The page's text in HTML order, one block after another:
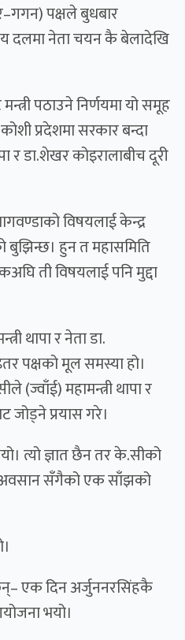
पक्षले बुधबार
दलमा नेता चयन कै बेलादेखि
पठाउने निर्णयमा यो समूह
प्रदेशमा सरकार बन्दा
र डा.शेखर कोइरालाबीच दूरी
विषयलाई केन्द्र
बुझिन्छ। हुन त महासमिति
ती विषयलाई पनि मुद्दा
थापा र नेता डा.
पक्षको मूल समस्या हो।
(ज्वाँई) महामन्त्री थापा र
जोड्ने प्रयास गरे।
त्यो ज्ञात छैन तर के.सीको
अवसान सँगैको एक साँझको
एक दिन अर्जुननरसिंहकै
भयो।